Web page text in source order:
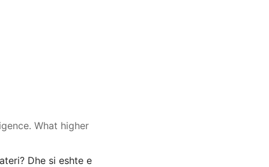
What higher
Dhe si eshte e